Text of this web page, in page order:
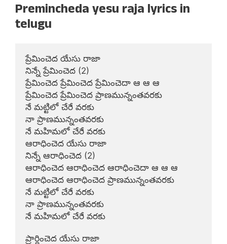
Premincheda yesu raja lyrics in
telugu
ప్రేమించెద యేసు రాజా
నిన్నే ప్రేమించెద (2)
ప్రేమించెద ప్రేమించెద ప్రేమించెదా ఆ ఆ ఆ
ప్రేమించెద ప్రేమించెద ప్రాణమున్నంతవరకు
నే మట్టిలో చేరే వరకు
నా ప్రాణమున్నంతవరకు
నే మహిమలో చేరే వరకు
ఆరాధించెద యేసు రాజా
నిన్నే ఆరాధించెద (2)
ఆరాధించెద ఆరాధించెద ఆరాధించెదా ఆ ఆ ఆ
ఆరాధించెద ఆరాధించెద ప్రాణమున్నంతవరకు
నే మట్టిలో చేరే వరకు
నా ప్రాణమున్నంతవరకు
నే మహిమలో చేరే వరకు
ప్రార్ధించెద యేసు రాజా